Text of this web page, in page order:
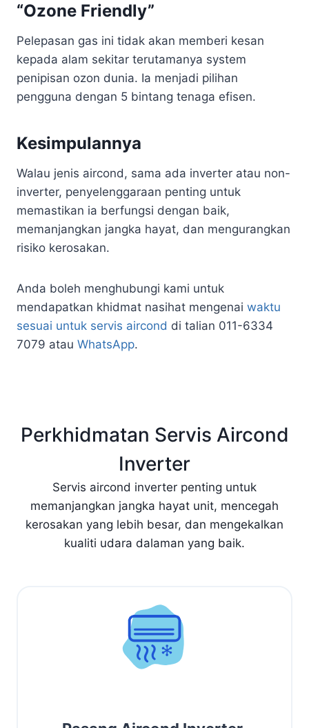
“Ozone Friendly”
Pelepasan gas ini tidak akan memberi kesan
kepada alam sekitar terutamanya system
penipisan ozon dunia. Ia menjadi pilihan
pengguna dengan 5 bintang tenaga efisen.
Kesimpulannya
Walau jenis aircond, sama ada inverter atau non-
inverter, penyelenggaraan penting untuk
memastikan ia berfungsi dengan baik,
memanjangkan jangka hayat, dan mengurangkan
risiko kerosakan.
Anda boleh menghubungi kami untuk
mendapatkan khidmat nasihat mengenai waktu
sesuai untuk servis aircond di talian 011-6334
7079 atau WhatsApp.
Perkhidmatan Servis Aircond
Inverter
Servis aircond inverter penting untuk
memanjangkan jangka hayat unit, mencegah
kerosakan yang lebih besar, dan mengekalkan
kualiti udara dalaman yang baik.